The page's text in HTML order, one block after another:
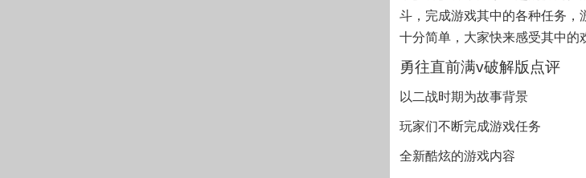
斗，完成游戏其中的各种任务，
十分简单，大家快来感受其中的
勇往直前满v破解版点评
以二战时期为故事背景
玩家们不断完成游戏任务
全新酷炫的游戏内容